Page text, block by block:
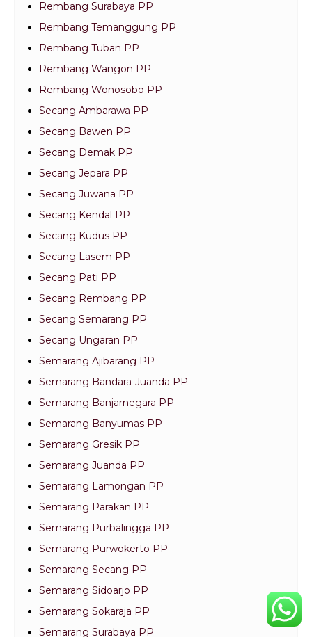
Rembang Surabaya PP
Rembang Temanggung PP
Rembang Tuban PP
Rembang Wangon PP
Rembang Wonosobo PP
Secang Ambarawa PP
Secang Bawen PP
Secang Demak PP
Secang Jepara PP
Secang Juwana PP
Secang Kendal PP
Secang Kudus PP
Secang Lasem PP
Secang Pati PP
Secang Rembang PP
Secang Semarang PP
Secang Ungaran PP
Semarang Ajibarang PP
Semarang Bandara-Juanda PP
Semarang Banjarnegara PP
Semarang Banyumas PP
Semarang Gresik PP
Semarang Juanda PP
Semarang Lamongan PP
Semarang Parakan PP
Semarang Purbalingga PP
Semarang Purwokerto PP
Semarang Secang PP
Semarang Sidoarjo PP
Semarang Sokaraja PP
Semarang Surabaya PP